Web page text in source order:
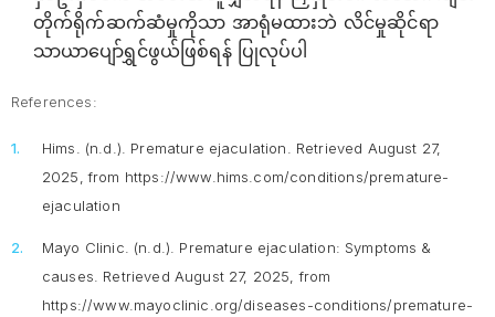
တိုက်ရိုက်ဆက်ဆံမှုကိုသာ အာရုံမထားဘဲ လိင်မှုဆိုင်ရာ
သာယာပျော်ရွှင်ဖွယ်ဖြစ်ရန် ပြုလုပ်ပါ
References:
Hims. (n.d.). Premature ejaculation
. Retrieved August 27,
2025, from https://www.hims.com/conditions/premature-
ejaculation
Mayo Clinic. (n.d.). Premature ejaculation: Symptoms &
causes . Retrieved August 27, 2025, from
https://www.mayoclinic.org/diseases-conditions/premature-